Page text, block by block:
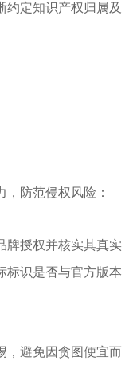
约定知识产权归属及
防范侵权风险：
牌授权并核实其真实
标识是否与官方版本
，避免因贪图便宜而